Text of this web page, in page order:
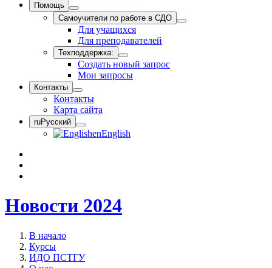
Помощь
Самоучители по работе в СДО
Для учащихся
Для преподавателей
Техподдержка:
Создать новый запрос
Мои запросы
Контакты
Контакты
Карта сайта
ruРусский
enEnglish
Новости 2024
В начало
Курсы
ИДО ПСТГУ